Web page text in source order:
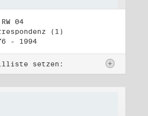
04
(1)
- 1994
setzen: